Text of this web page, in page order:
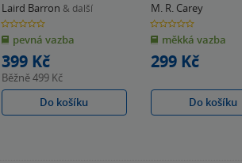
Laird Barron & další
0.0
z
5
hvězdiček
pevná vazba
399 Kč
Běžně499 Kč
Do košíku
M. R. Carey
0.0
z
5
hvězdiček
měkká vazba
299 Kč
Do košíku